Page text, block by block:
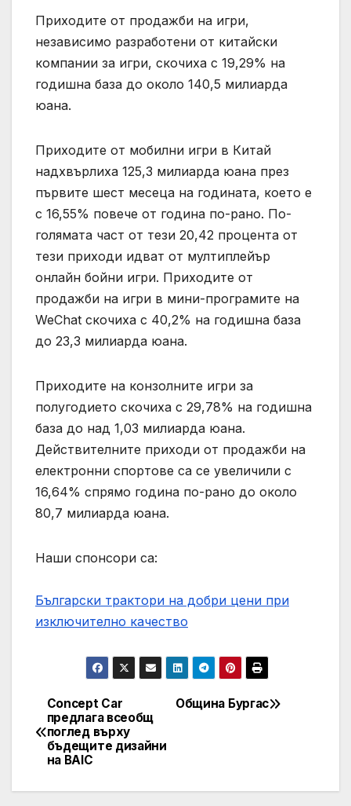
Приходите от продажби на игри,
независимо разработени от китайски
компании за игри, скочиха с 19,29% на
годишна база до около 140,5 милиарда
юана.
Приходите от мобилни игри в Китай
надхвърлиха 125,3 милиарда юана през
първите шест месеца на годината, което е
с 16,55% повече от година по-рано. По-
голямата част от тези 20,42 процента от
тези приходи идват от мултиплейър
онлайн бойни игри. Приходите от
продажби на игри в мини-програмите на
WeChat скочиха с 40,2% на годишна база
до 23,3 милиарда юана.
Приходите на конзолните игри за
полугодието скочиха с 29,78% на годишна
база до над 1,03 милиарда юана.
Действителните приходи от продажби на
електронни спортове са се увеличили с
16,64% спрямо година по-рано до около
80,7 милиарда юана.
Наши спонсори са:
Български трактори на добри цени при
изключително качество
Post
navigation
Община Бургас
Concept Car
предлага всеобщ
поглед върху
бъдещите дизайни
на BAIC